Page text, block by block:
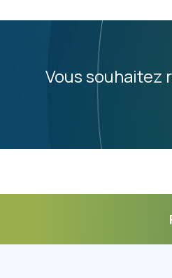
Vous souhaitez